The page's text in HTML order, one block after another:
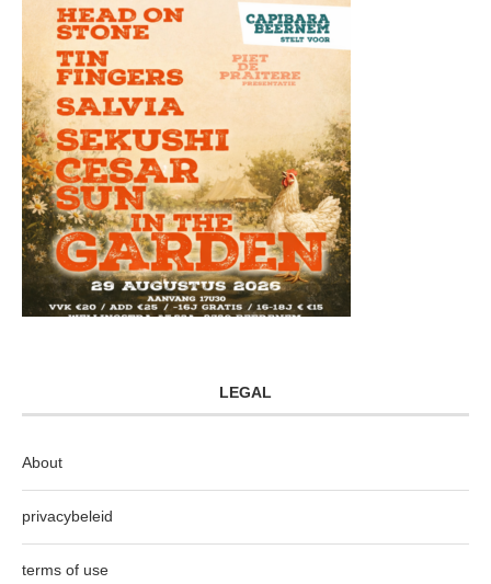
LEGAL
About
privacybeleid
terms of use